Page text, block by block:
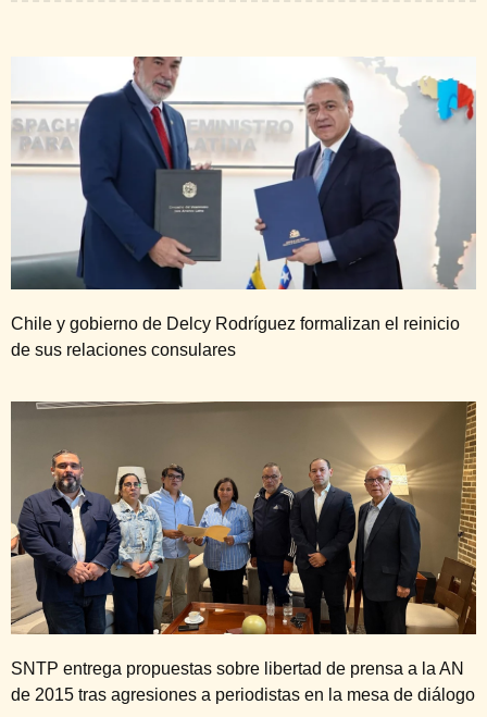
Chile y gobierno de Delcy Rodríguez formalizan el reinicio
de sus relaciones consulares
SNTP entrega propuestas sobre libertad de prensa a la AN
de 2015 tras agresiones a periodistas en la mesa de diálogo